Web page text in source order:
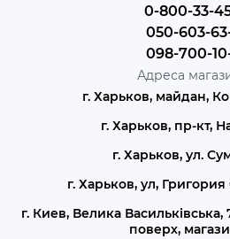
0-800-33-
050-603-
098-700-
Адреса
г. Харьков, майдан,
г. Харьков, пр-кт,
г. Харьков, ул.
г. Харьков, ул,
г. Киев, Велика
поверх,